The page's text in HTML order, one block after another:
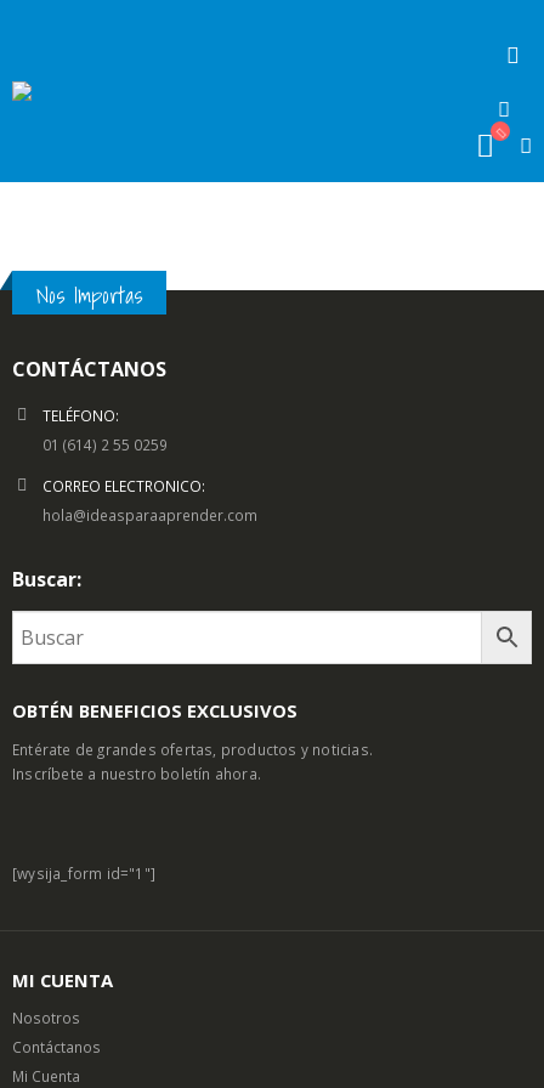
Nos Importas
CONTÁCTANOS
TELÉFONO:
01 (614) 2 55 0259
CORREO ELECTRONICO:
hola@ideasparaaprender.com
Buscar:
OBTÉN BENEFICIOS EXCLUSIVOS
Entérate de grandes ofertas, productos y noticias.
Inscríbete a nuestro boletín ahora.
[wysija_form id="1"]
MI CUENTA
Nosotros
Contáctanos
Mi Cuenta